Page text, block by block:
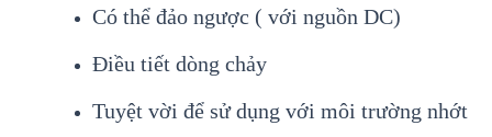
Có thể đảo ngược ( với nguồn DC)
Điều tiết dòng chảy
Tuyệt vời để sử dụng với môi trường nhớt